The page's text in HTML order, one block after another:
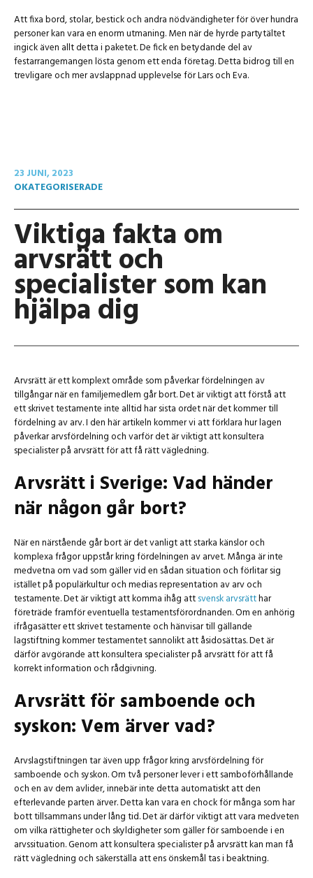
Att fixa bord, stolar, bestick och andra nödvändigheter för över hundra
personer kan vara en enorm utmaning. Men när de hyrde partytältet
ingick även allt detta i paketet. De fick en betydande del av
festarrangemangen lösta genom ett enda företag. Detta bidrog till en
trevligare och mer avslappnad upplevelse för Lars och Eva.
23 JUNI, 2023
OKATEGORISERADE
Viktiga fakta om
arvsrätt och
specialister som kan
hjälpa dig
Arvsrätt är ett komplext område som påverkar fördelningen av
tillgångar när en familjemedlem går bort. Det är viktigt att förstå att
ett skrivet testamente inte alltid har sista ordet när det kommer till
fördelning av arv. I den här artikeln kommer vi att förklara hur lagen
påverkar arvsfördelning och varför det är viktigt att konsultera
specialister på arvsrätt för att få rätt vägledning.
Arvsrätt i Sverige: Vad händer
när någon går bort?
När en närstående går bort är det vanligt att starka känslor och
komplexa frågor uppstår kring fördelningen av arvet. Många är inte
medvetna om vad som gäller vid en sådan situation och förlitar sig
istället på populärkultur och medias representation av arv och
testamente. Det är viktigt att komma ihåg attsvensk arvsrätthar
företräde framför eventuella testamentsförordnanden. Om en anhörig
ifrågasätter ett skrivet testamente och hänvisar till gällande
lagstiftning kommer testamentet sannolikt att åsidosättas. Det är
därför avgörande att konsultera specialister på arvsrätt för att få
korrekt information och rådgivning.
Arvsrätt för samboende och
syskon: Vem ärver vad?
Arvslagstiftningen tar även upp frågor kring arvsfördelning för
samboende och syskon. Om två personer lever i ett samboförhållande
och en av dem avlider, innebär inte detta automatiskt att den
efterlevande parten ärver. Detta kan vara en chock för många som har
bott tillsammans under lång tid. Det är därför viktigt att vara medveten
om vilka rättigheter och skyldigheter som gäller för samboende i en
arvssituation. Genom att konsultera specialister på arvsrätt kan man få
rätt vägledning och säkerställa att ens önskemål tas i beaktning.